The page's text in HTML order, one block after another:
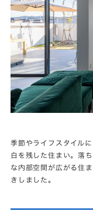
季節やライフスタイル
白を残した住まい。落
な内部空間が広がる住
きしました。